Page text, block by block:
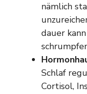
nämlich
dauer
Schlaf
Cortisol,